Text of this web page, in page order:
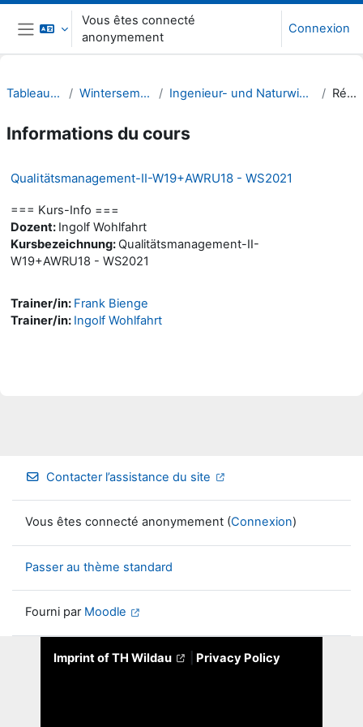
Passer au contenu principal
Panneau latéral
Vous êtes connecté
anonymement
Connexion
Tableau de bord Wintersemester 21/22 Ingenieur- und Naturwissenschaften (INW) Résumé
Informations du cours
Qualitätsmanagement-II-W19+AWRU18 - WS2021
=== Kurs-Info ===
Dozent: Ingolf Wohlfahrt
Kursbezeichnung: Qualitätsmanagement-II-
W19+AWRU18 - WS2021
Trainer/in: Frank Bienge
Trainer/in: Ingolf Wohlfahrt
Contacter l’assistance du site
Vous êtes connecté anonymement (Connexion)
Passer au thème standard
Fourni par Moodle
Imprint of TH Wildau Privacy Policy